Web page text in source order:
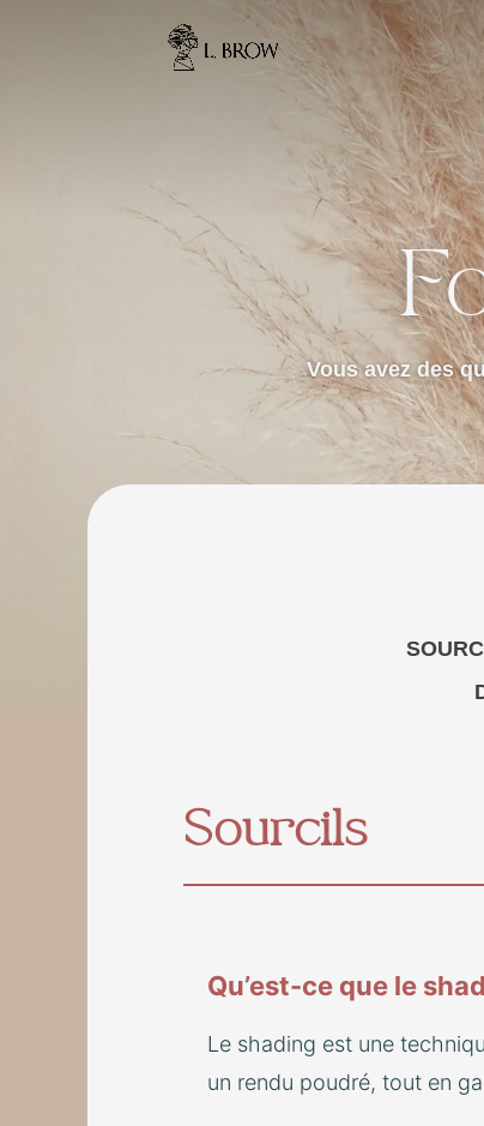
Vous avez des
Sourcils
Qu’est-ce que le
Le shading est une
un rendu poudré, tout en